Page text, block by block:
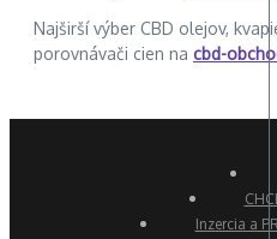
Najširší výber CBD olejov,
porovnávači cien na cbd-
Inzercia a